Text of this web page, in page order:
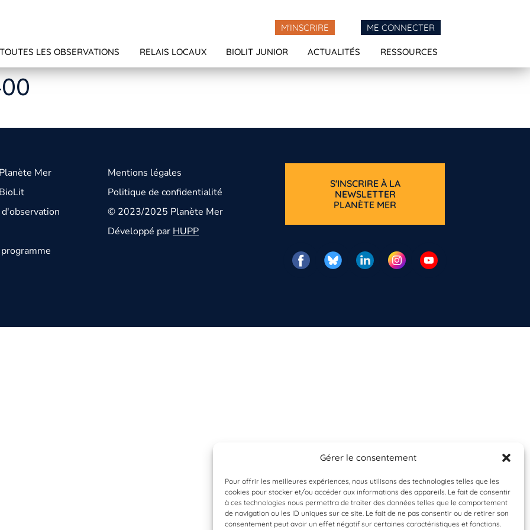
Gérer le consentement
Pour offrir les meilleures expériences, nous utilisons des technologies telles que les
cookies pour stocker et/ou accéder aux informations des appareils. Le fait de consentir
à ces technologies nous permettra de traiter des données telles que le comportement
de navigation ou les ID uniques sur ce site. Le fait de ne pas consentir ou de retirer son
consentement peut avoir un effet négatif sur certaines caractéristiques et fonctions.
M'INSCRIRE ME CONNECTER
TOUTES LES OBSERVATIONS RELAIS LOCAUX BIOLIT JUNIOR ACTUALITÉS RESSOURCES
Mer
Mentions légales
Politique de confidentialité
© 2023/2025 Planète Mer
Développé parHUPP
S'INSCRIRE À LA
NEWSLETTER
PLANÈTE MER